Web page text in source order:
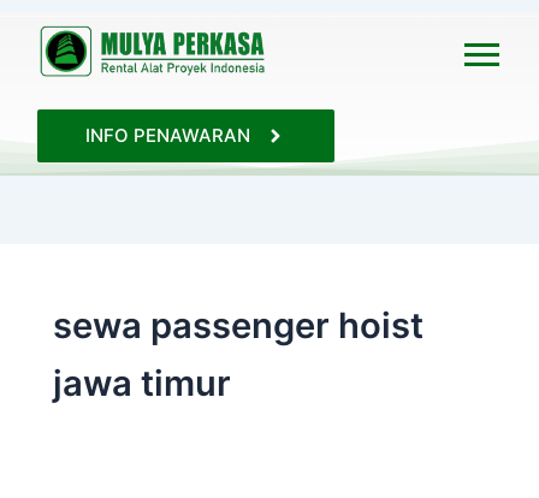
INFO PENAWARAN
sewa passenger hoist
jawa timur
Cari
untuk: